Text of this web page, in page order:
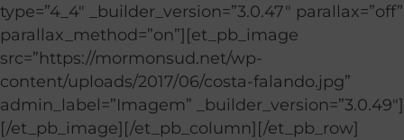
type=”4_4″ _builder_version=”3.0.47″ parallax=”off”
parallax_method=”on”][et_pb_image
src=”https://mormonsud.net/wp-
content/uploads/2017/06/costa-falando.jpg”
admin_label=”Imagem” _builder_version=”3.0.49″]
[/et_pb_image][/et_pb_column][/et_pb_row]